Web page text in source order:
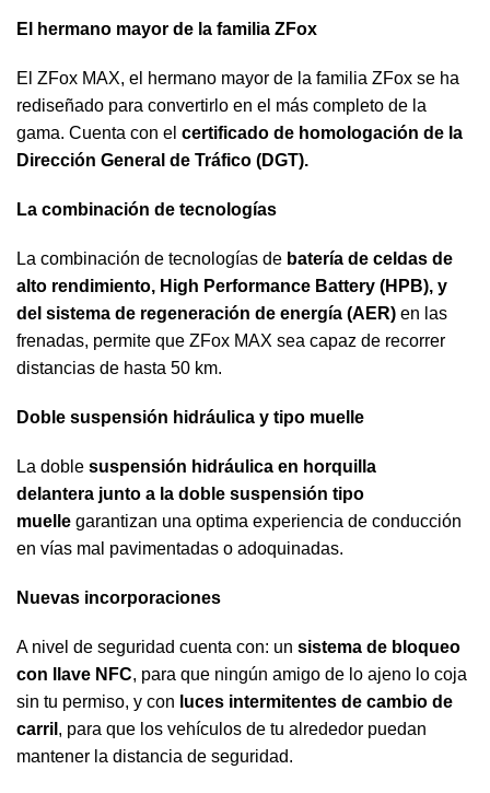
El hermano mayor de la familia ZFox
El ZFox MAX, el hermano mayor de la familia ZFox se ha
rediseñado para convertirlo en el más completo de la
gama. Cuenta con el certificado de homologación de la
Dirección General de Tráfico (DGT).
La combinación de tecnologías
La combinación de tecnologías de batería de celdas de
alto rendimiento, High Performance Battery (HPB), y
del sistema de regeneración de energía (AER) en las
frenadas, permite que ZFox MAX sea capaz de recorrer
distancias de hasta 50 km.
Doble suspensión hidráulica y tipo muelle
La doble suspensión hidráulica en horquilla
delantera junto a la doble suspensión tipo
muelle garantizan una optima experiencia de conducción
en vías mal pavimentadas o adoquinadas.
Nuevas incorporaciones
A nivel de seguridad cuenta con: un sistema de bloqueo
con llave NFC, para que ningún amigo de lo ajeno lo coja
sin tu permiso, y con luces intermitentes de cambio de
carril , para que los vehículos de tu alrededor puedan
mantener la distancia de seguridad.